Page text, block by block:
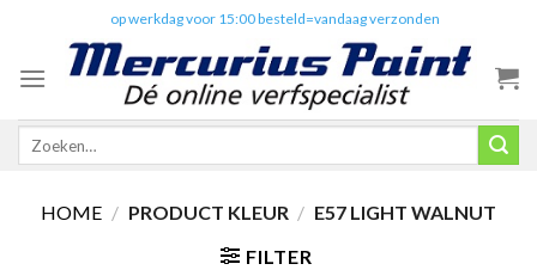
content
op werkdag voor 15:00 besteld=vandaag verzonden
Zoeken
HOME / PRODUCT KLEUR / E57 LIGHT WALNUT
FILTER